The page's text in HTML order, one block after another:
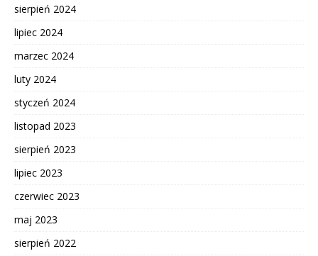
sierpień 2024
lipiec 2024
marzec 2024
luty 2024
styczeń 2024
listopad 2023
sierpień 2023
lipiec 2023
czerwiec 2023
maj 2023
sierpień 2022